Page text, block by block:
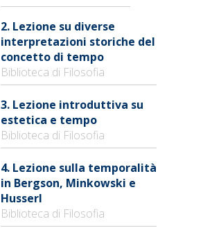
2. Lezione su diverse
interpretazioni storiche del
concetto di tempo
Biblioteca di Filosofia
3. Lezione introduttiva su
estetica e tempo
Biblioteca di Filosofia
4. Lezione sulla temporalità
in Bergson, Minkowski e
Husserl
Biblioteca di Filosofia